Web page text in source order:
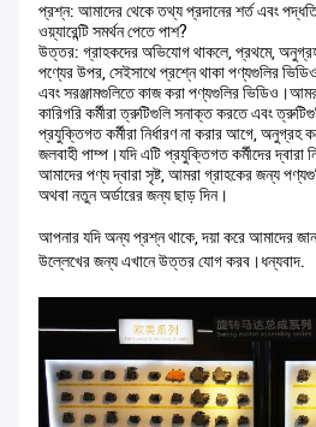
প্রশ্ন: আমাদের থেকে তথ্য প্রদানের শর্ত এবং
ওয়্যারেন্টি সমর্থন পেতে পাশ?
উত্তর: গ্রাহকদের অভিযোগ থাকলে, প্রথমে, অনুগ্রহ
পণ্যের উপর, সেইসাথে প্রশ্নে থাকা পণ্যগুলির
এবং সরঞ্জামগুলিতে কাজ করা পণ্যগুলির
কারিগরি কর্মীরা ত্রুটিগুলি সনাক্ত করতে এবং
প্রযুক্তিগত কর্মীরা নির্ধারণ না করার আগে, অনুগ্রহ
জলবাহী পাম্প।যদি এটি প্রযুক্তিগত কর্মীদের দ্বারা
আমাদের পণ্য দ্বারা সৃষ্ট, আমরা গ্রাহকের জন্য
অথবা নতুন অর্ডারের জন্য ছাড় দিন।
আপনার যদি অন্য প্রশ্ন থাকে, দয়া করে আমাদের
উল্লেখের জন্য এখানে উত্তর যোগ করব।ধন্যবাদ.